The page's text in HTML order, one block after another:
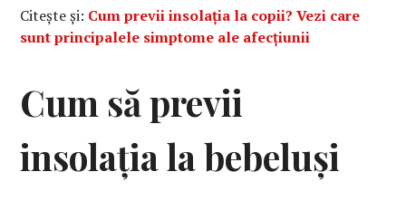
Citește și: Cum previi insolația la copii? Vezi care
sunt principalele simptome ale afecțiunii
Cum să previi
insolația la bebeluși